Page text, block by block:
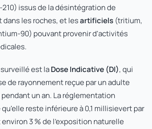
issus de la désintégration de
dans les roches, et lesartificiels (tritium,
90) pouvant provenir d'activités
est laDose Indicative (DI), qui
de rayonnement reçue par un adulte
un an. La réglementation
reste inférieure à 0,1 millisievert par
3 % de l'exposition naturelle